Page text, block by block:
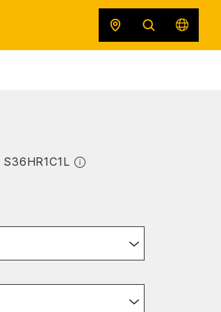
ORIGINAL EQUIPMENT
SAFETY DATA SHEETS
S36HR1C1L